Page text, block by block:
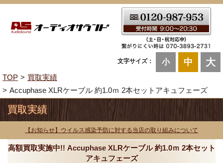
文字サイズ： 小 中 大
TOP
買取実績
Accuphase XLRケーブル 約1.0ｍ 2本セットアキュフェーズ
買取実績
【お知らせ】ウイルス感染予防に対する当店の取り組みについて
高額買取実施中!! Accuphase XLRケーブル 約1.0ｍ 2本セット
アキュフェーズ